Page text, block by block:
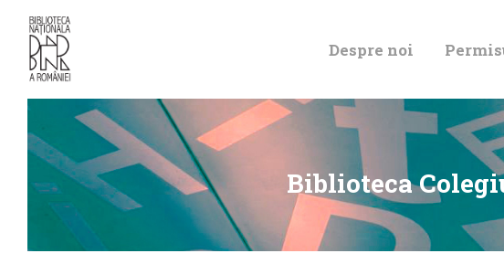
Despre noi
Biblioteca
DE